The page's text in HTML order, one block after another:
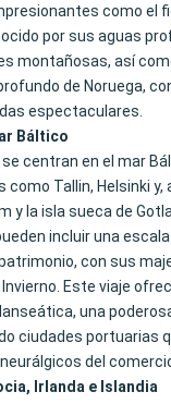
como el
por sus aguas
montañosas, así
de Noruega,
espectaculares.
Báltico
centran en el mar
Tallin, Helsinki y,
y la isla sueca de
incluir una
con sus
Este viaje
una
ciudades portuarias
del
Irlanda e Islandia